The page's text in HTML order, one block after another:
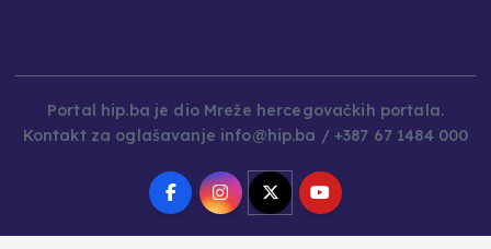
Portal hip.ba je dio Mreže hercegovačkih portala.
Kontakt za oglašavanje info@hip.ba / +387 67 1484 000